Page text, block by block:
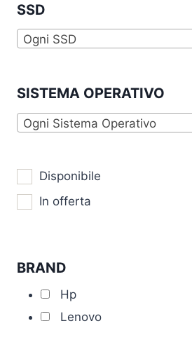
SSD
Ogni SSD
SISTEMA OPERATIVO
Ogni Sistema Operativo
Disponibile
In offerta
BRAND
Hp
Lenovo